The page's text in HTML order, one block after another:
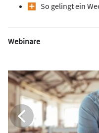
So gelingt ein
Webinare